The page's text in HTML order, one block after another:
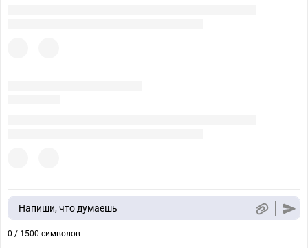
Напиши, что думаешь
0 / 1500 символов